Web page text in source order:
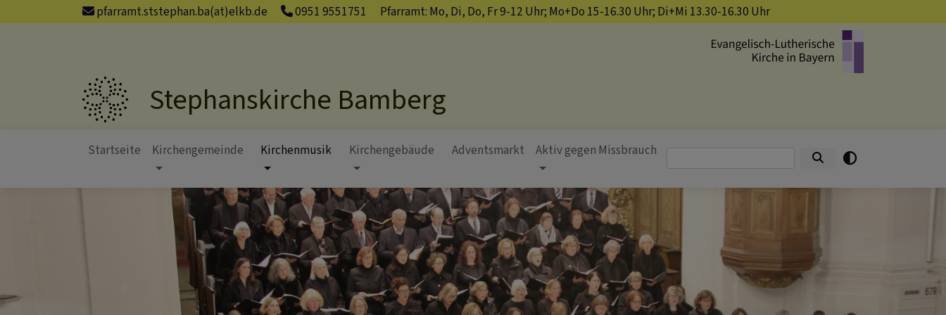
zum
pfarramt.ststephan.ba(at)elkb.de 0951 9551751 Pfarramt: Mo, Di, Do, Fr 9-12 Uhr; Mo+Do 15-16.30 Uhr; Di+Mi 13.30-16.30 Uhr
Stephanskirche Bamberg
Hauptnavigation
Startseite Kirchengemeinde Kirchenmusik Kirchengebäude Adventsmarkt Aktiv gegen MissbrauchSuche